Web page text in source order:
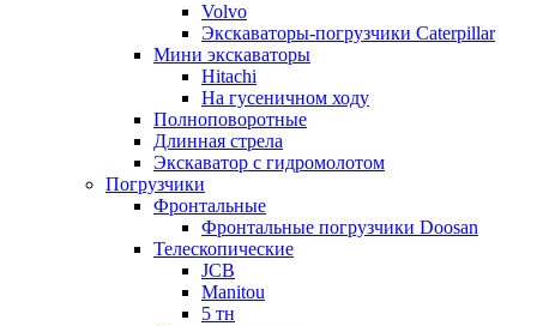
Volvo
Экскаваторы-погрузчики Caterpillar
Мини экскаваторы
Hitachi
На гусеничном ходу
Полноповоротные
Длинная стрела
Экскаватор с гидромолотом
Погрузчики
Фронтальные
Фронтальные погрузчики Doosan
Телескопические
JCB
Manitou
5 тн